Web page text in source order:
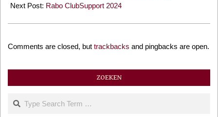
15
Next Post: Rabo ClubSupport 2024
Comments are closed, but trackbacks and pingbacks are open.
ZOEKEN
Search